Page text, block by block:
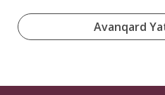
Avanqard